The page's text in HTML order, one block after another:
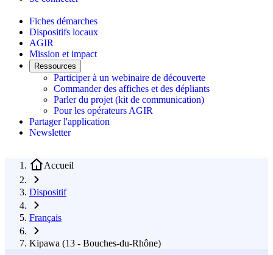
Fiches démarches
Dispositifs locaux
AGIR
Mission et impact
Ressources
Participer à un webinaire de découverte
Commander des affiches et des dépliants
Parler du projet (kit de communication)
Pour les opérateurs AGIR
Partager l'application
Newsletter
Accueil
Dispositif
Français
Kipawa (13 - Bouches-du-Rhône)